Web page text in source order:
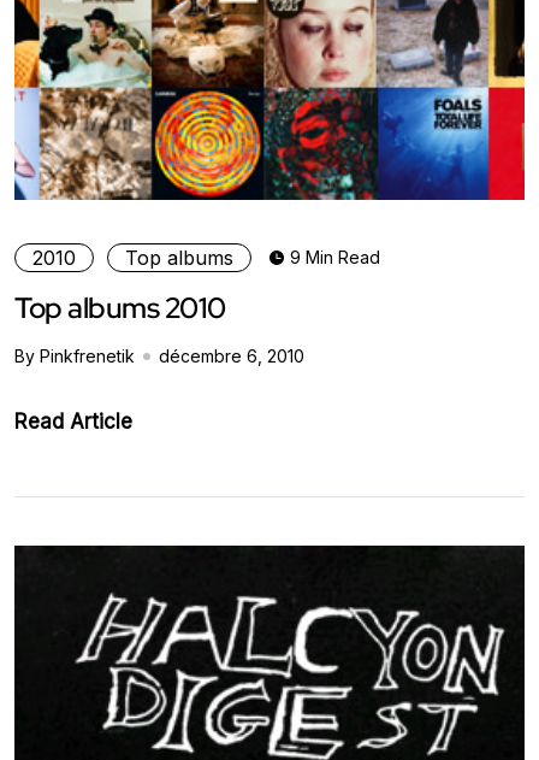
2010 Top albums 9 Min Read
Top albums 2010
By Pinkfrenetik décembre 6, 2010
Read Article